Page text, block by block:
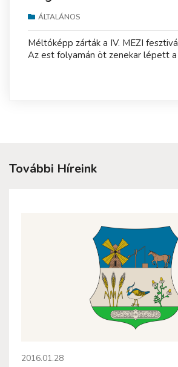
ÁLTALÁNOS
Méltóképp zárták a IV. MEZI
Az est folyamán öt zenekar lépett a
További Híreink
2016.01.28